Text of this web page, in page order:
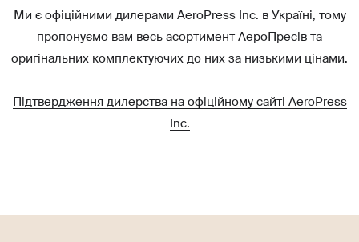
Ми є офіційними дилерами AeroPress Inc. в Україні, тому
пропонуємо вам весь асортимент АероПресів та
оригінальних комплектуючих до них за низькими цінами.
Підтвердження дилерства на офіційному сайті AeroPress
Inc.